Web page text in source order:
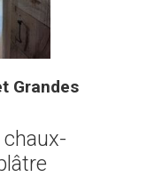
Grandes